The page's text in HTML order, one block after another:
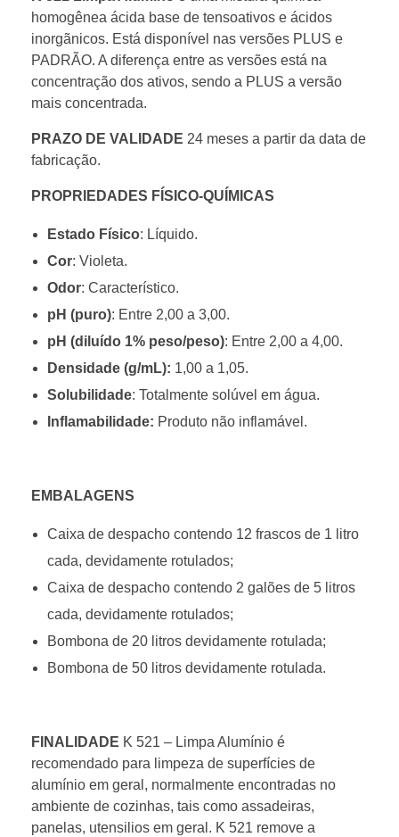
homogênea ácida base de tensoativos e ácidos
inorgãnicos. Está disponível nas versões PLUS e
PADRÃO. A diferença entre as versões está na
concentração dos ativos, sendo a PLUS a versão
mais concentrada.
PRAZO DE VALIDADE 24 meses a partir da data de
fabricação.
PROPRIEDADES FÍSICO-QUÍMICAS
Estado Físico: Líquido.
Cor: Violeta.
Odor: Característico.
pH (puro): Entre 2,00 a 3,00.
pH (diluído 1% peso/peso): Entre 2,00 a 4,00.
Densidade (g/mL): 1,00 a 1,05.
Solubilidade: Totalmente solúvel em água.
Inflamabilidade: Produto não inflamável.
EMBALAGENS
Caixa de despacho contendo 12 frascos de 1 litro
cada, devidamente rotulados;
Caixa de despacho contendo 2 galões de 5 litros
cada, devidamente rotulados;
Bombona de 20 litros devidamente rotulada;
Bombona de 50 litros devidamente rotulada.
FINALIDADE K 521 – Limpa Alumínio é
recomendado para limpeza de superfícies de
alumínio em geral, normalmente encontradas no
ambiente de cozinhas, tais como assadeiras,
panelas, utensilios em geral. K 521 remove a